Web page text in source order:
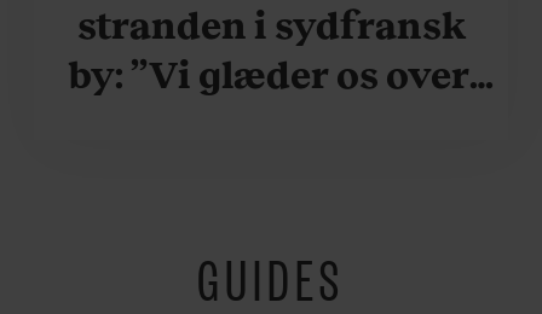
stranden i sydfransk
by: ”Vi glæder os over,
fredeligt”
GUIDES